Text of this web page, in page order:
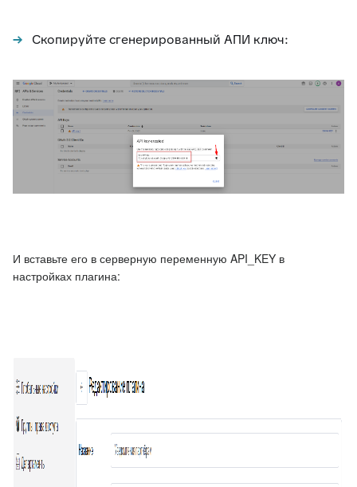
Скопируйте сгенерированный АПИ ключ:
И вставьте его в серверную переменную API_KEY в
настройках плагина: